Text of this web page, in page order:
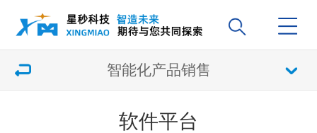
智能化产品销售
软件平台